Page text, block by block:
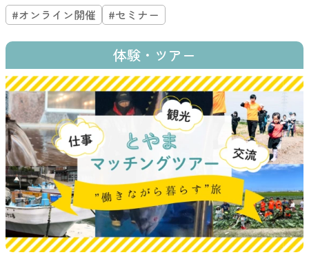
#オンライン開催 #セミナー
体験・ツアー